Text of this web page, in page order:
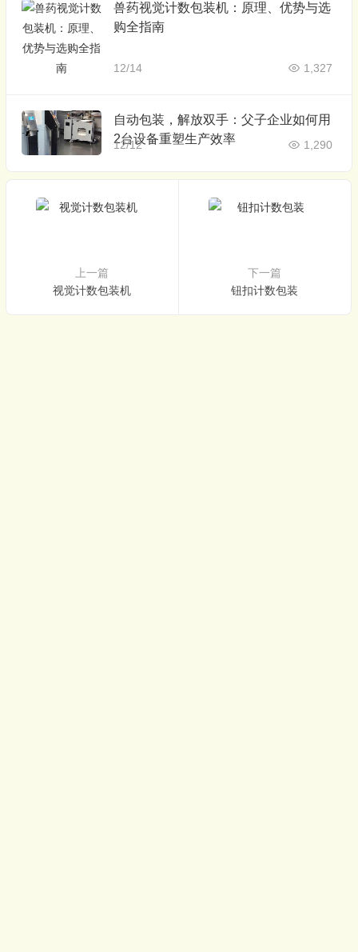
兽药视觉计数包装机：原理、优势与选
购全指南
12/14 1,327
自动包装，解放双手：父子企业如何用
2台设备重塑生产效率
12/12 1,290
上一篇
视觉计数包装机
下一篇
钮扣计数包装